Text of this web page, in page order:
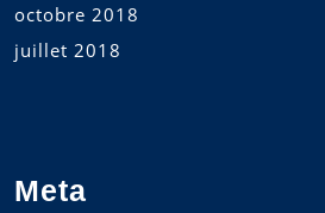
octobre 2018
juillet 2018
Meta